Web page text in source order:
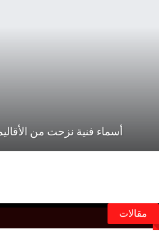
أسماء فنية نزحت من
مقالات